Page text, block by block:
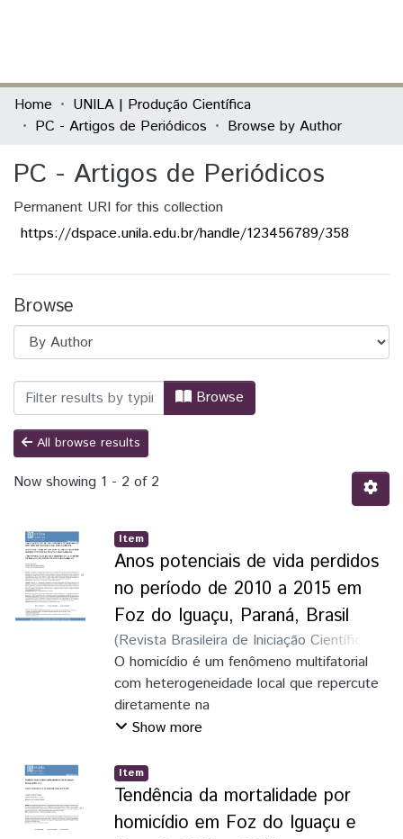
Communities & Collections
All of DSpace
Home
UNILA | Produção Científica
PC - Artigos de Periódicos
Browse by Author
PC - Artigos de Periódicos
Permanent URI for this collection
https://dspace.unila.edu.br/handle/123456789/358
Browse
Browsing PC - Artigos de Periódicos
Browse
All browse results
Now showing 1 - 2 of 2
Item
Anos potenciais de vida perdidos
no período de 2010 a 2015 em
Foz do Iguaçu, Paraná, Brasil
(Revista Brasileira de Iniciação Científica
2019)Chen, Estefani Wu;Gomes, Ludmila
Mourão Xavier;Barbosa, Thiago Luis de
Andrade
O homicídio é um fenômeno multifatorial
com heterogeneidade local que repercute
diretamente na
expectativa de vida dos indivíduos. Este
perda de anos de vida por
homicídios em Foz do Iguaçu, de 2010 a
2015. Nesse período, constatou-se
Show more
Item
Tendência da mortalidade por
homicídio em Foz do Iguaçu e